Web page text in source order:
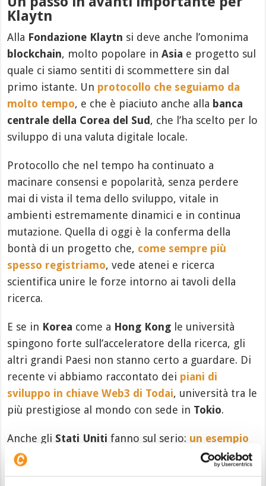
Klaytn
Alla Fondazione Klaytn si deve anche l’omonima
blockchain, molto popolare inAsia e progetto sul
quale ci siamo sentiti di scommettere sin dal
primo istante. Un protocollo che seguiamo da
molto tempo, e che è piaciuto anche alla banca
centrale della Corea del Sud, che l’ha scelto per lo
sviluppo di una valuta digitale locale.
Protocollo che nel tempo ha continuato a
macinare consensi e popolarità, senza perdere
mai di vista il tema dello sviluppo, vitale in
ambienti estremamente dinamici e in continua
mutazione. Quella di oggi è la conferma della
bontà di un progetto che, come sempre più
spesso registriamo, vede atenei e ricerca
scientifica unire le forze intorno ai tavoli della
ricerca.
E se in Korea come a Hong Kong le università
spingono forte sull’acceleratore della ricerca, gli
altri grandi Paesi non stanno certo a guardare. Di
recente vi abbiamo raccontato dei piani di
sviluppo in chiave Web3 di Todai, università tra le
più prestigiose al mondo con sede in Tokio.
Anche gli Stati Uniti fanno sul serio: un esempio
significativo ci arriva dall’università della
Pennsylvania
che integra l’offerta formativa con